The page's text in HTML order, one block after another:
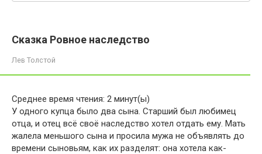
Сказка Ровное наследство
Лев Толстой
Среднее время чтения: 2 минут(ы)
У одного купца было два сына. Старший был любимец
отца, и отец всё своё наследство хотел отдать ему. Мать
жалела меньшого сына и просила мужа не объявлять до
времени сыновьям, как их разделят: она хотела как-